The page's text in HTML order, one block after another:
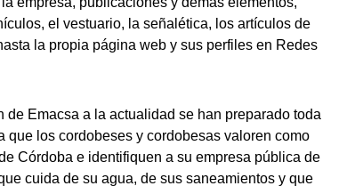
el vestuario, la señalética, los artículos de
la propia página web y sus perfiles en Redes
de Emacsa a la actualidad se han preparado toda
que los cordobeses y cordobesas valoren como
Córdoba e identifiquen a su empresa pública de
cuida de su agua, de sus saneamientos y que